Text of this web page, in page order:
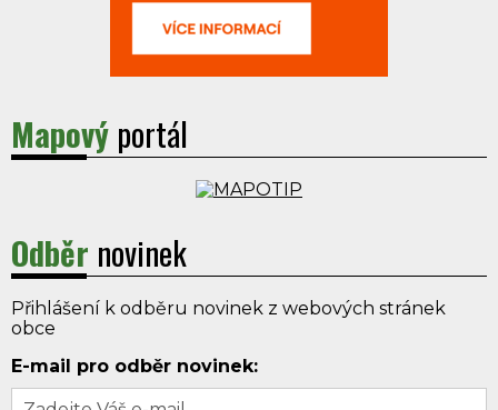
Mapový portál
Odběr novinek
Přihlášení k odběru novinek z webových stránek
obce
E-mail pro odběr novinek: